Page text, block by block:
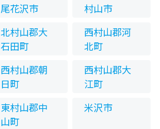
尾花沢市
村山市
北村山郡大
石田町
西村山郡河
北町
西村山郡朝
日町
西村山郡大
江町
東村山郡中
山町
米沢市